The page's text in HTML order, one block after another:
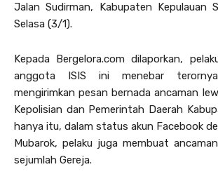
Jalan Sudirman, Kabupaten Kepulauan
Selasa (3/1).
Kepada Bergelora.com dilaporkan,
anggota ISIS ini menebar
mengirimkan pesan bernada ancaman
Kepolisian dan Pemerintah Daerah
hanya itu, dalam status akun Facebook
Mubarok, pelaku juga membuat
sejumlah Gereja.